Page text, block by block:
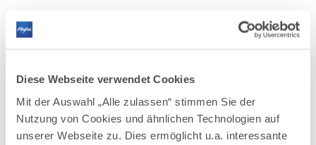
Diese Webseite verwendet Cookies
Mit der Auswahl „Alle zulassen“ stimmen Sie der
Nutzung von Cookies und ähnlichen Technologien auf
unserer Webseite zu. Dies ermöglicht u.a. interessante
Mehr erfahren
AUF DER KARTE ANZEIGEN